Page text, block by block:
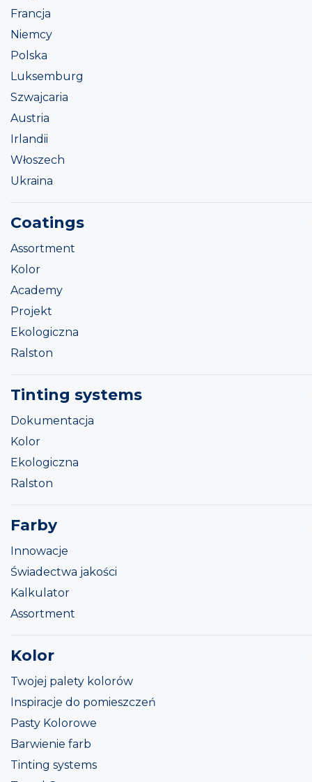
Francja
Niemcy
Polska
Luksemburg
Szwajcaria
Austria
Irlandii
Włoszech
Ukraina
Coatings
Assortment
Kolor
Academy
Projekt
Ekologiczna
Ralston
Tinting systems
Dokumentacja
Kolor
Ekologiczna
Ralston
Farby
Innowacje
Świadectwa jakości
Kalkulator
Assortment
Kolor
Twojej palety kolorów
Inspiracje do pomieszczeń
Pasty Kolorowe
Barwienie farb
Tinting systems